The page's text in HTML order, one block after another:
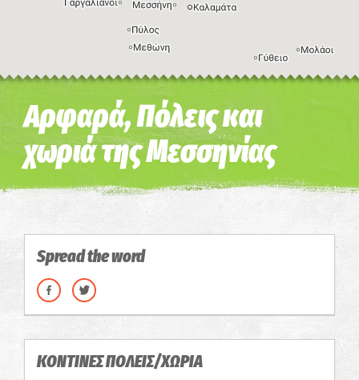
Η εικόνα ενδέχεται να υπόκειται σε πνευματικά δικαιώματα Όροι
Αρφαρά, Πόλεις και
χωριά της Μεσσηνίας
Spread the word
ΚΟΝΤΙΝΕΣ ΠΟΛΕΙΣ/ΧΩΡΙΑ